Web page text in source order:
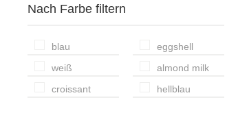
Nach Farbe filtern
blau
eggshell
weiß
almond milk
croissant
hellblau